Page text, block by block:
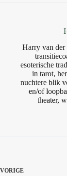
Harry van
esoterische
in tarot,
nuchtere blik
en/of
theater,
VORIGE